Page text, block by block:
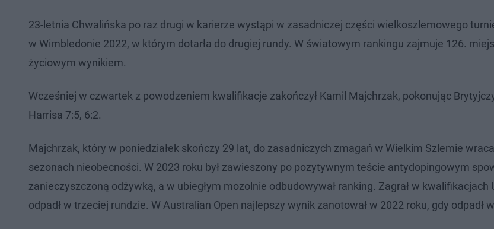
23-letnia Chwalińska po raz drugi w karierze wystąpi w zasadniczej części wielkoszlemowego
w Wimbledonie 2022, w którym dotarła do drugiej rundy. W światowym rankingu zajmuje 126.
życiowym wynikiem.
Wcześniej w czwartek z powodzeniem kwalifikacje zakończył Kamil Majchrzak, pokonując
Harrisa 7:5, 6:2.
Majchrzak, który w poniedziałek skończy 29 lat, do zasadniczych zmagań w Wielkim Szlemie
sezonach nieobecności. W 2023 roku był zawieszony po pozytywnym teście antydopingowym
zanieczyszczoną odżywką, a w ubiegłym mozolnie odbudowywał ranking. Zagrał w kwalifikacjach
odpadł w trzeciej rundzie. W Australian Open najlepszy wynik zanotował w 2022 roku, gdy odpadł